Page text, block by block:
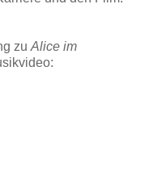
zu Alice im